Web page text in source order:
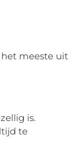
meeste uit
is.
te